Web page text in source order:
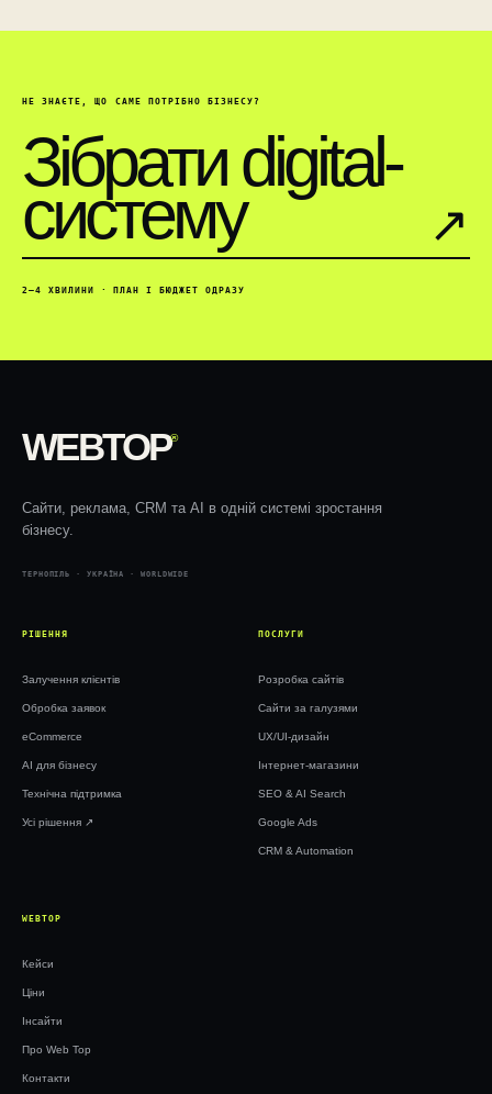
НЕ ЗНАЄТЕ, ЩО САМЕ ПОТРІБНО БІЗНЕСУ?
Зібрати digital-
систему ↗︎
2–4 ХВИЛИНИ · ПЛАН І БЮДЖЕТ ОДРАЗУ
WEBTOP®
Сайти, реклама, CRM та AI в одній системі зростання
бізнесу.
ТЕРНОПІЛЬ · УКРАЇНА · WORLDWIDE
РІШЕННЯ
Залучення клієнтів
Обробка заявок
eCommerce
AI для бізнесу
Технічна підтримка
Усі рішення ↗︎
ПОСЛУГИ
Розробка сайтів
Сайти за галузями
UX/UI-дизайн
Інтернет-магазини
SEO & AI Search
Google Ads
CRM & Automation
WEBTOP
Кейси
Ціни
Інсайти
Про Web Top
Контакти